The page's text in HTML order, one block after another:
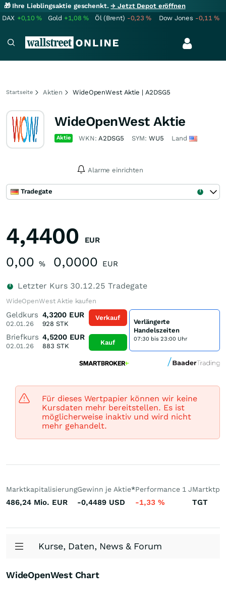
🎁 Ihre Lieblingsaktie geschenkt.→ Jetzt Depot eröffnen
DAX +0,10% Gold +1,08% Öl (Brent) -0,23% Dow Jones -0,11%
Startseite Aktien WideOpenWest Aktie | A2DSG5
WideOpenWest Aktie
Aktie WKN:A2DSG5 SYM: WU5 Land
Alarme einrichten
Tradegate
4,4400 EUR
0,00 % 0,0000 EUR
Letzter Kurs 30.12.25 Tradegate
WideOpenWest Aktie kaufen
Geldkurs
02.01.26
4,3200 EUR
928 STK
Briefkurs
02.01.26
4,5200 EUR
883 STK
Verkauf
Kauf
Verlängerte
Handelszeiten
07:30 bis 23:00 Uhr
Für dieses Wertpapier können wir keine
Kursdaten mehr bereitstellen. Es ist
möglicherweise inaktiv und wird nicht
mehr gehandelt.
Marktkapitalisierung
486,24 Mio. EUR
Gewinn je Aktie*
-0,4489 USD
Performance 1 J
-1,33 % TGT
Kurse, Daten, News & Forum
WideOpenWest Chart